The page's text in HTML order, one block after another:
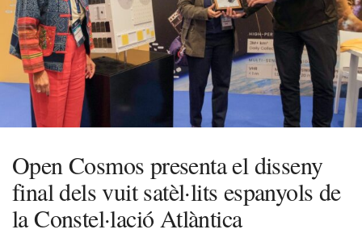
Open Cosmos presenta el disseny
final dels vuit satèl·lits espanyols de
la Constel·lació Atlàntica